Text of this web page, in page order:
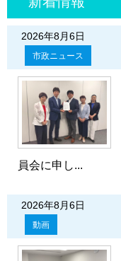
2026年8月6日
市政ニュース
員会に申し...
2026年8月6日
動画